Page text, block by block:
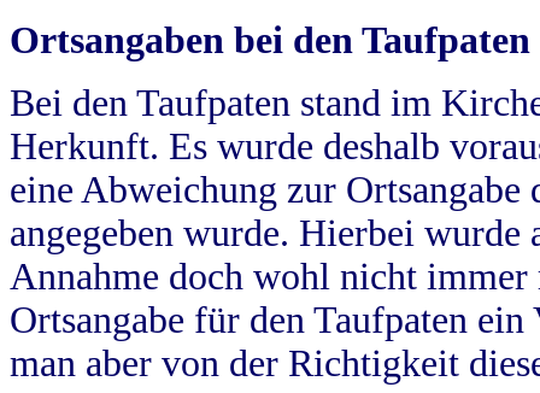
Ortsangaben bei den Taufpaten
Bei den Taufpaten stand im
Herkunft. Es wurde deshalb
eine Abweichung zur
angegeben wurde. Hierbei wurde
Annahme doch wohl nicht
Ortsangabe für den Taufpaten
man aber von der Richtigkeit